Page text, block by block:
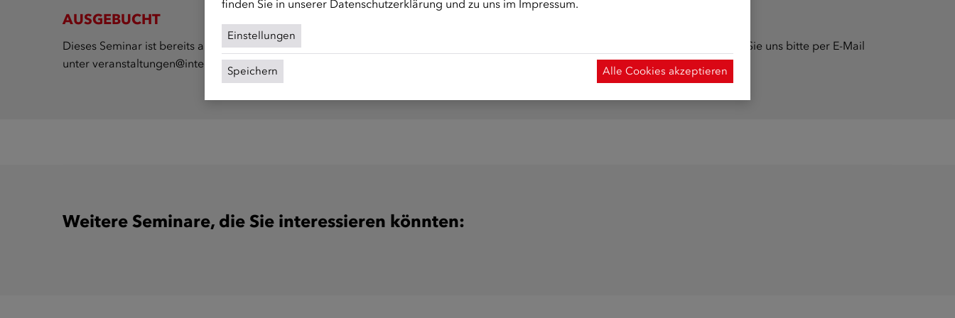
AUSGEBUCHT
Dieses Seminar ist bereits ausgebucht und der Eintrag auf die Warteliste nicht mehr möglich! Für weitere Informationen kontaktieren Sie uns bitte per E-Mail
unter veranstaltungen@integrationsfonds.at
Weitere Seminare, die Sie interessieren könnten:
finden Sie in unserer Datenschutzerklärung und zu uns im Impressum.
Einstellungen
Speichern Alle Cookies akzeptieren